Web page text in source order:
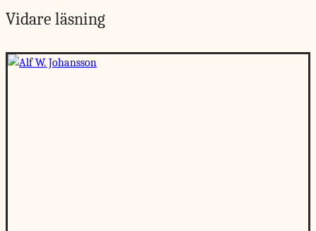
Vidare läsning